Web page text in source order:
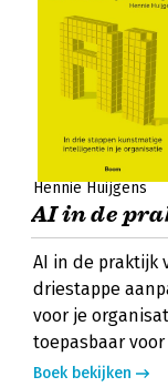
Hennie Huijgens
AI in de
AI in de praktijk
driestappe
voor je
toepasbaar
Boek bekijken